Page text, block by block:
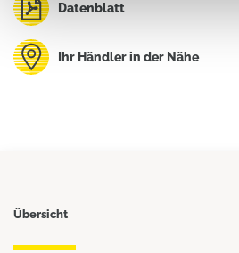
Datenblatt
Ihr Händler in der Nähe
Übersicht